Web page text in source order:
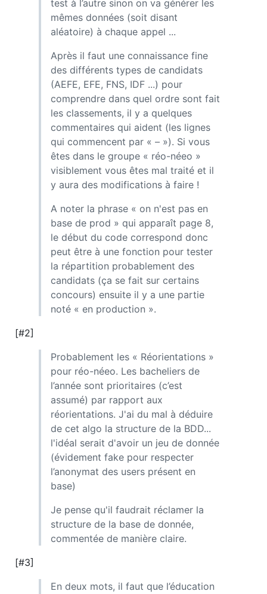
test à l’autre sinon on va générer les
mêmes données (soit disant
aléatoire) à chaque appel ...
Après il faut une connaissance fine
des différents types de candidats
(AEFE, EFE, FNS, IDF ...) pour
comprendre dans quel ordre sont fait
les classements, il y a quelques
commentaires qui aident (les lignes
qui commencent par « – »). Si vous
êtes dans le groupe « réo-néeo »
visiblement vous êtes mal traité et il
y aura des modifications à faire !
A noter la phrase « on n'est pas en
base de prod » qui apparaît page 8,
le début du code correspond donc
peut être à une fonction pour tester
la répartition probablement des
candidats (ça se fait sur certains
concours) ensuite il y a une partie
noté « en production ».
[#2]
Probablement les « Réorientations »
pour réo-néeo. Les bacheliers de
l’année sont prioritaires (c’est
assumé) par rapport aux
réorientations. J'ai du mal à déduire
de cet algo la structure de la BDD...
l'idéal serait d'avoir un jeu de donnée
(évidement fake pour respecter
l’anonymat des users présent en
base)
Je pense qu'il faudrait réclamer la
structure de la base de donnée,
commentée de manière claire.
[#3]
En deux mots, il faut que l’éducation